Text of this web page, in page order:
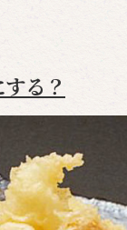
る？